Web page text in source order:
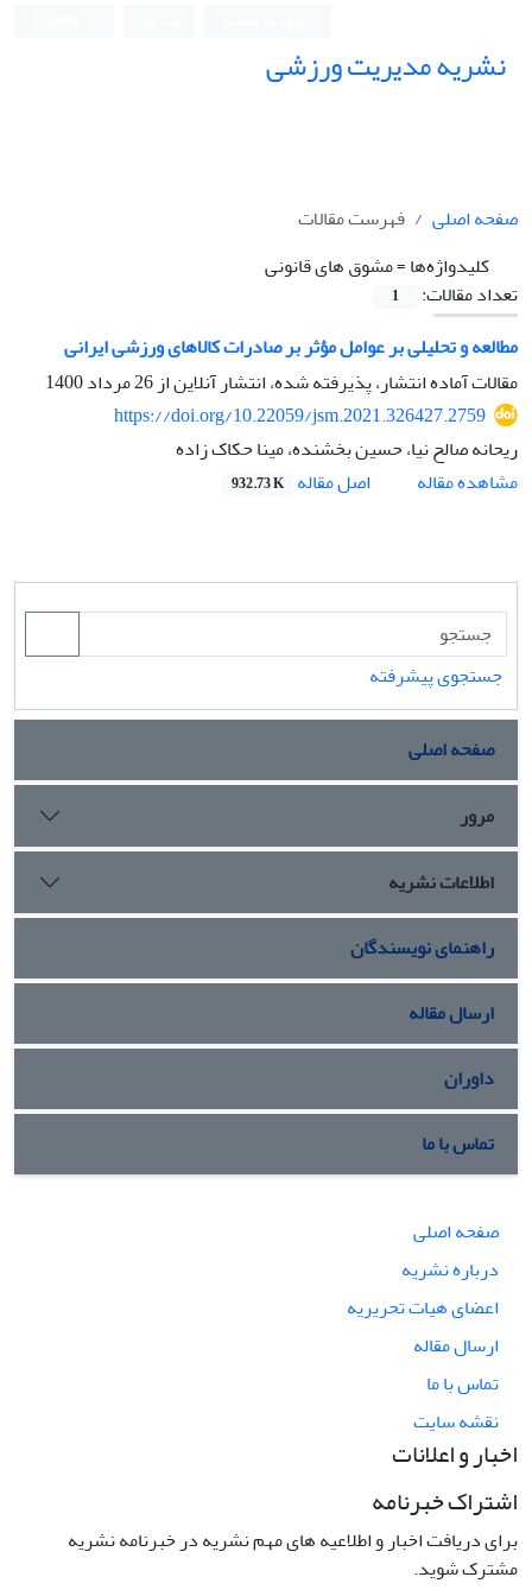
نشریه مدیریت ورزشی
صفحه اصلی
فهرست مقالات
کلیدواژه‌ها =مشوق های قانونی
تعداد مقالات:
1
مطالعه و تحلیلی بر عوامل مؤثر بر صادرات کالاهای ورزشی ایرانی
مقالات آماده انتشار، پذیرفته شده، انتشار آنلاین از26 مرداد 1400
https://doi.org/10.22059/jsm.2021.326427.2759
ریحانه صالح نیا، حسین بخشنده، مینا حکاک زاده
مشاهده مقاله
اصل مقاله 932.73 K
جستجوی پیشرفته
صفحه اصلی
مرور
اطلاعات نشریه
راهنمای نویسندگان
ارسال مقاله
داوران
تماس با ما
صفحه اصلی
درباره نشریه
اعضای هیات تحریریه
ارسال مقاله
تماس با ما
نقشه سایت
اخبار و اعلانات
اشتراک خبرنامه
برای دریافت اخبار و اطلاعیه های مهم نشریه در خبرنامه نشریه
مشترک شوید.